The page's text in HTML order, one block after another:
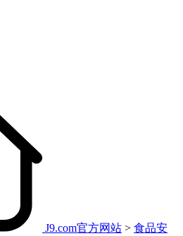
J9.com官方网站 > 食品安